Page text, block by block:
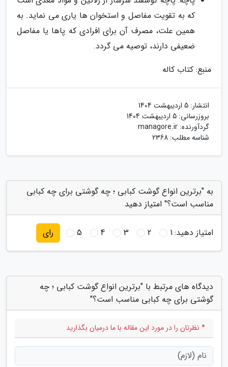
که به تقویت مفاصل و استخوان ها یاری می نماید. به
همین علت، مصرف آن برای افرادی که پاها یا مفاصل
ضعیفی دارند، توصیه می گردد.
منبع: کتاب کاله
انتشار: 5 اردیبهشت 1404
بروزرسانی: 5 اردیبهشت 1404
گردآورنده: managore.ir
شناسه مطلب: 2368
به "برترین انواع گوشت کبابی ؛ چه گوشتی برای چه کبابی
مناسب است؟" امتیاز دهید
امتیاز دهید:1
2
3
4
5 رای
دیدگاه های مرتبط با "برترین انواع گوشت کبابی ؛ چه
گوشتی برای چه کبابی مناسب است؟"
* نظرتان را در مورد این مقاله با ما درمیان بگذارید